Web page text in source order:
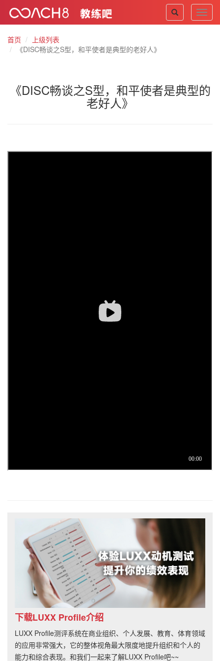
首页
上级列表
《DISC畅谈之S型，和平使者是典型的老好人》
《DISC畅谈之S型，和平使者是典型的
老好人》
下载LUXX Profile介绍
LUXX Profile测评系统在商业组织、个人发展、教育、体育领域
的应用非常强大，它的整体视角最大限度地提升组织和个人的
能力和综合表现。和我们一起来了解LUXX Profile吧~~